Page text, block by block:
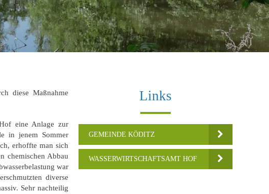
diese Maßnahme
eine Anlage zur
in jenem Sommer
erhoffte man sich
chemischen Abbau
war
diverse
Sehr nachteilig
Links
GEMEINDE KÖDITZ
WASSERWIRTSCHAFTSAMT HOF